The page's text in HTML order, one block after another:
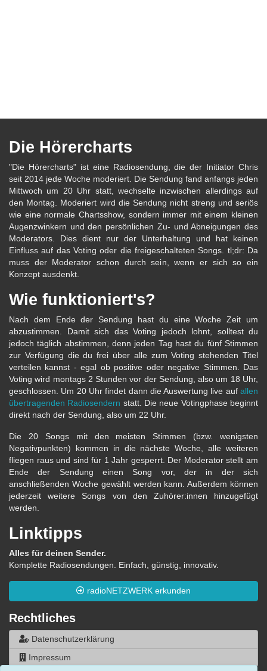
Die Hörercharts
"Die Hörercharts" ist eine Radiosendung, die der Initiator Chris
seit 2014 jede Woche moderiert. Die Sendung fand anfangs jeden
Mittwoch um 20 Uhr statt, wechselte inzwischen allerdings auf
den Montag. Moderiert wird die Sendung nicht streng und seriös
wie eine normale Chartsshow, sondern immer mit einem kleinen
Augenzwinkern und den persönlichen Zu- und Abneigungen des
Moderators. Dies dient nur der Unterhaltung und hat keinen
Einfluss auf das Voting oder die freigeschalteten Songs. tl;dr: Da
muss der Moderator schon durch sein, wenn er sich so ein
Konzept ausdenkt.
Wie funktioniert's?
Nach dem Ende der Sendung hast du eine Woche Zeit um
abzustimmen. Damit sich das Voting jedoch lohnt, solltest du
jedoch täglich abstimmen, denn jeden Tag hast du fünf Stimmen
zur Verfügung die du frei über alle zum Voting stehenden Titel
verteilen kannst - egal ob positive oder negative Stimmen. Das
Voting wird montags 2 Stunden vor der Sendung, also um 18 Uhr,
geschlossen. Um 20 Uhr findet dann die Auswertung live auf allen
übertragenden Radiosendern statt. Die neue Votingphase beginnt
direkt nach der Sendung, also um 22 Uhr.
Die 20 Songs mit den meisten Stimmen (bzw. wenigsten
Negativpunkten) kommen in die nächste Woche, alle weiteren
fliegen raus und sind für 1 Jahr gesperrt. Der Moderator stellt am
Ende der Sendung einen Song vor, der in der sich
anschließenden Woche gewählt werden kann. Außerdem können
jederzeit weitere Songs von den Zuhörer:innen hinzugefügt
werden.
Linktipps
Alles für deinen Sender.
Komplette Radiosendungen. Einfach, günstig, innovativ.
radioNETZWERK erkunden
Rechtliches
Datenschutzerklärung
Impressum